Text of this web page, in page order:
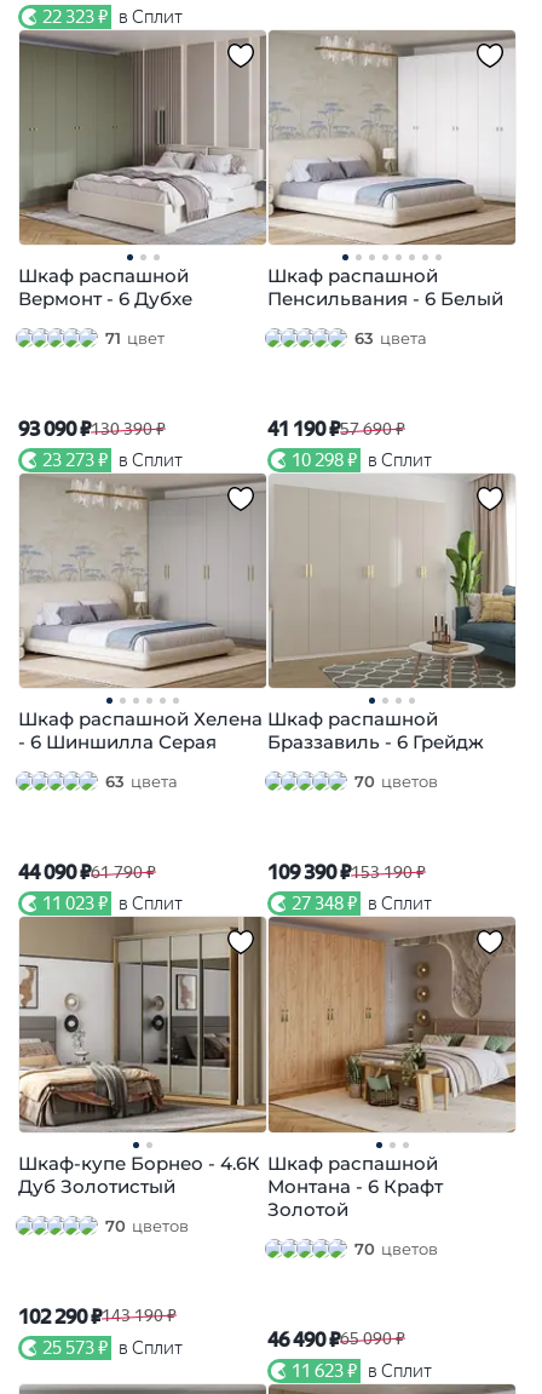
22 323 ₽ в Сплит
Шкаф распашной
Вермонт - 6 Дубхе
71 цвет
93 090 ₽130 390 ₽
23 273 ₽ в Сплит
Шкаф распашной
Пенсильвания - 6 Белый
63 цвета
41 190 ₽57 690 ₽
10 298 ₽ в Сплит
Шкаф распашной Хелена
- 6 Шиншилла Серая
63 цвета
44 090 ₽61 790 ₽
11 023 ₽ в Сплит
Шкаф распашной
Браззавиль - 6 Грейдж
70 цветов
109 390 ₽153 190 ₽
27 348 ₽ в Сплит
Шкаф-купе Борнео - 4.6К
Дуб Золотистый
70 цветов
102 290 ₽143 190 ₽
25 573 ₽ в Сплит
Шкаф распашной
Монтана - 6 Крафт
Золотой
70 цветов
46 490 ₽65 090 ₽
11 623 ₽ в Сплит